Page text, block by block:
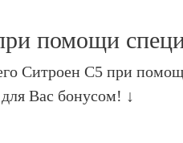
помощи
Ситроен С5 при
Вас бонусом! ↓